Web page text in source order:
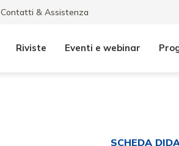
Contatti & Assistenza
Riviste Eventi e webinar
SCHEDA